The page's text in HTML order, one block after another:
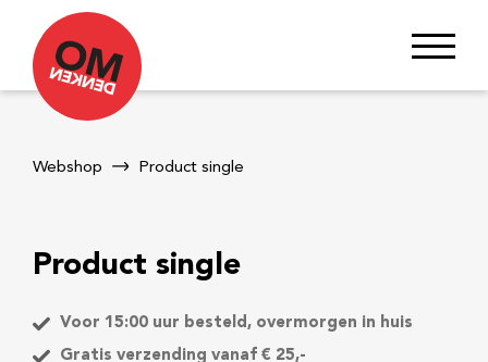
Webshop Product single
Product single
Voor 15:00 uur besteld, overmorgen in huis
Gratis verzending vanaf € 25,-